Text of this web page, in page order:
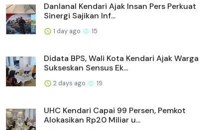
Danlanal Kendari Ajak Insan Pers Perkuat
Sinergi Sajikan Inf...
1 day ago 15
Didata BPS, Wali Kota Kendari Ajak Warga
Sukseskan Sensus Ek...
2 days ago 19
UHC Kendari Capai 99 Persen, Pemkot
Alokasikan Rp20 Miliar u...